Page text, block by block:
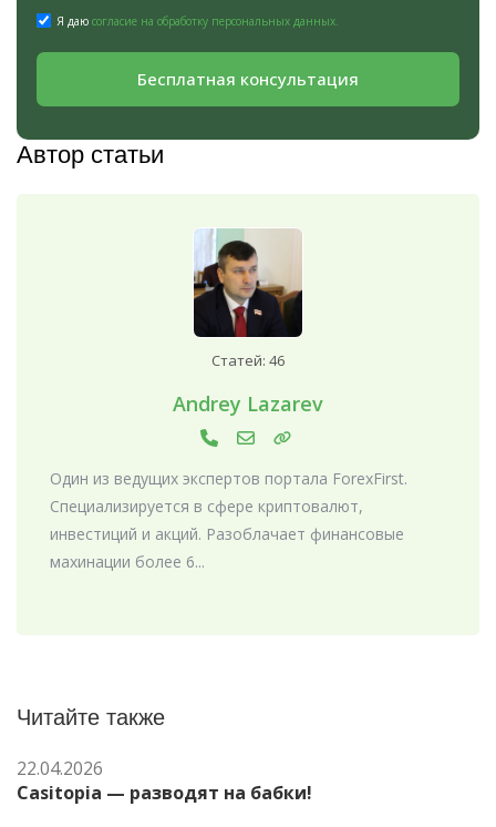
Я даю согласие на обработку персональных данных.
Бесплатная консультация
Автор статьи
Статей: 46
Andrey Lazarev
Один из ведущих экспертов портала ForexFirst.
Специализируется в сфере криптовалют,
инвестиций и акций. Разоблачает финансовые
махинации более 6...
Читайте также
22.04.2026
Casitopia — разводят на бабки!